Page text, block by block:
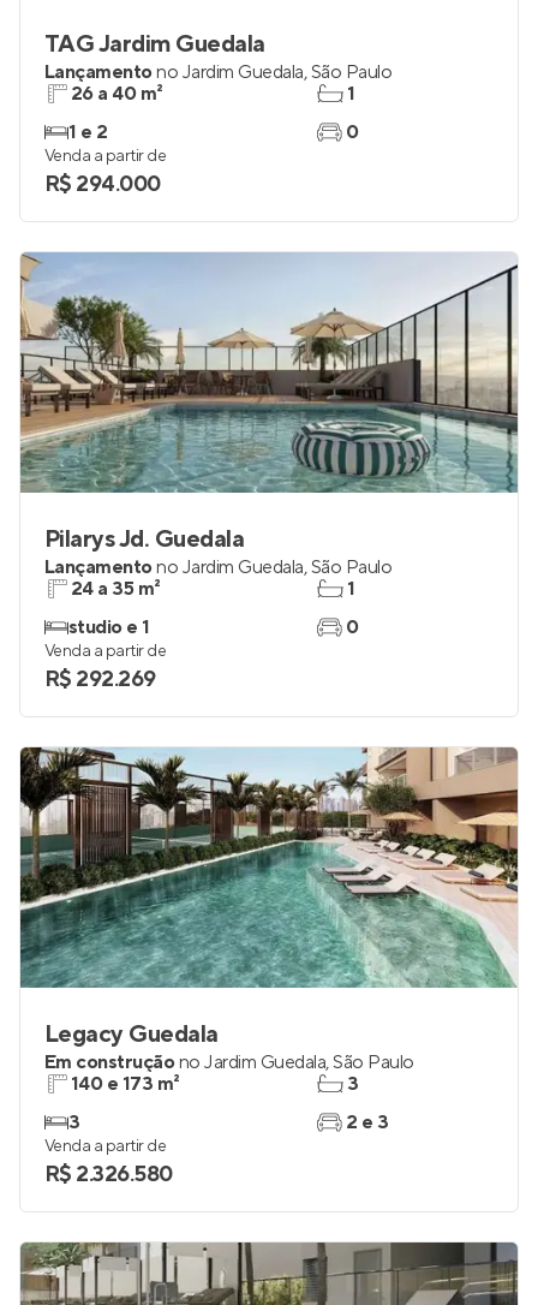
TAG Jardim Guedala
Lançamentono Jardim Guedala,São Paulo
26 a 40 m²
1 e 2
1
0
Venda a partir de
R$ 294.000
Pilarys Jd. Guedala
Lançamentono Jardim Guedala,São Paulo
24 a 35 m²
studio e 1
1
0
Venda a partir de
R$ 292.269
Legacy Guedala
Em construçãono Jardim Guedala,São Paulo
140 e 173 m²
3
3
2 e 3
Venda a partir de
R$ 2.326.580